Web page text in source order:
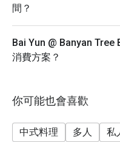
間？
Bai Yun @ Banyan
消費方案？
你可能也會喜歡
中式料理 多人 私